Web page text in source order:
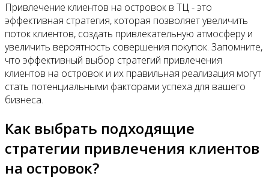
Привлечение клиентов на островок в ТЦ - это
эффективная стратегия, которая позволяет увеличить
поток клиентов, создать привлекательную атмосферу и
увеличить вероятность совершения покупок. Запомните,
что эффективный выбор стратегий привлечения
клиентов на островок и их правильная реализация могут
стать потенциальными факторами успеха для вашего
бизнеса.
Как выбрать подходящие
стратегии привлечения клиентов
на островок?